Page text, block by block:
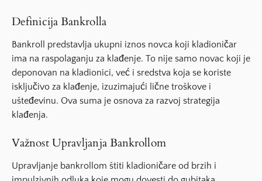
Definicija Bankrolla
Bankroll predstavlja ukupni iznos novca koji kladioničar
ima na raspolaganju za klađenje. To nije samo novac koji je
deponovan na kladionici, već i sredstva koja se koriste
isključivo za klađenje, izuzimajući lične troškove i
ušteđevinu. Ova suma je osnova za razvoj strategija
klađenja.
Važnost Upravljanja Bankrollom
Upravljanje bankrollom štiti kladioničare od brzih i